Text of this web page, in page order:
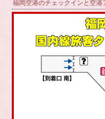
福岡空港のチェックインと空港